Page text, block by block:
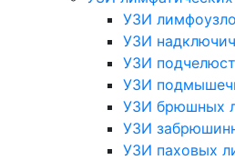
УЗИ
УЗИ
УЗИ
УЗИ
УЗИ брюшных
УЗИ
УЗИ паховых